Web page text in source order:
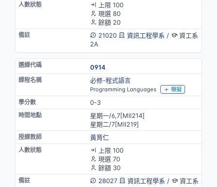
上限 100
現選 80
餘額 20
21020
資訊工程學系 /
資工系
2A
0914
必修-程式語言
Programming Languages 模擬
0-3
星期一/6,7[MⅡ214]
星期二/7[MⅡ219]
黃育仁
上限 100
現選 70
餘額 30
28027
資訊工程學系 /
資工系